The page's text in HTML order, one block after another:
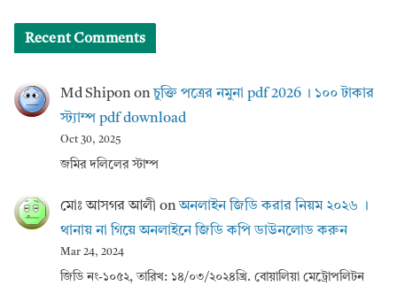
Recent Comments
Md Shipononচুক্তি পত্রের নমুনা pdf 2026 । ১০০ টাকার
স্ট্যাম্প pdf download
Oct 30, 2025
জমির দলিলের স্টাম্প
মোঃ আসগর আলী onঅনলাইন জিডি করার নিয়ম ২০২৬ ।
থানায় না গিয়ে অনলাইনে জিডি কপি ডাউনলোড করুন
Mar 24, 2024
জিডি নং-১০৫২, তারিখ: ১৪/০৩/২০২৪খ্রি. বোয়ালিয়া মেট্রোপলিটন